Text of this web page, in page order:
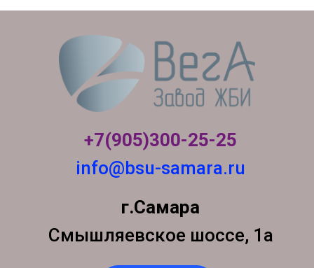
+7(905)300-25-25
info@bsu-samara.ru
г.Самара
Смышляевское шоссе, 1а